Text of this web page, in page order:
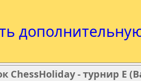
ChessHoliday - турнир Е